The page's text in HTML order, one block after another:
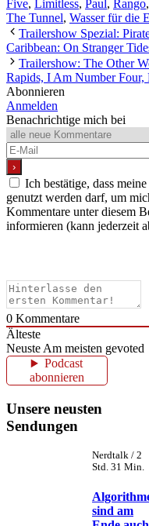
Five, Limitless, Paul, Rango,
The Tunnel, Wasser für die
Trailershow Spezial:
Caribbean: On Stranger
Trailershow: The Other
Rapids, I Am Number Four,
Abonnieren
Anmelden
Benachrichtige mich bei
Ich bestätige, dass
genutzt werden darf, um
Kommentare unter diesem
informieren (kann jederzeit
0 Kommentare
Älteste
Neuste Am meisten gevoted
Podcast
abonnieren
Unsere neusten
Sendungen
Nerdtalk / 2
Std. 31 Min.
sind am